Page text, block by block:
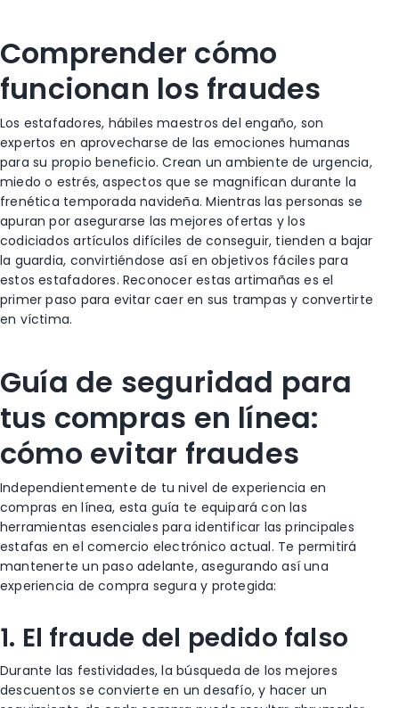
Comprender cómo
funcionan los fraudes
Los estafadores, hábiles maestros del engaño, son
expertos en aprovecharse de las emociones humanas
para su propio beneficio. Crean un ambiente de urgencia,
miedo o estrés, aspectos que se magnifican durante la
frenética temporada navideña. Mientras las personas se
apuran por asegurarse las mejores ofertas y los
codiciados artículos difíciles de conseguir, tienden a bajar
la guardia, convirtiéndose así en objetivos fáciles para
estos estafadores. Reconocer estas artimañas es el
primer paso para evitar caer en sus trampas y convertirte
en víctima.
Guía de seguridad para
tus compras en línea:
cómo evitar fraudes
Independientemente de tu nivel de experiencia en
compras en línea, esta guía te equipará con las
herramientas esenciales para identificar las principales
estafas en el comercio electrónico actual. Te permitirá
mantenerte un paso adelante, asegurando así una
experiencia de compra segura y protegida:
1. El fraude del pedido falso
Durante las festividades, la búsqueda de los mejores
descuentos se convierte en un desafío, y hacer un